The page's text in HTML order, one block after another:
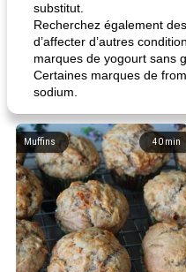
substitut.
Recherchez également
d’affecter d’autres
marques de yogourt sans
Certaines marques de
sodium.
40 min
Muffins